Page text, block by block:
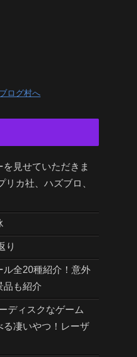
ログ村へ
見せていただきま
リカ社、ハズブロ、
り
ル全20種紹介！意外
品も紹介
ディスクなゲーム
る凄いやつ！レーザ